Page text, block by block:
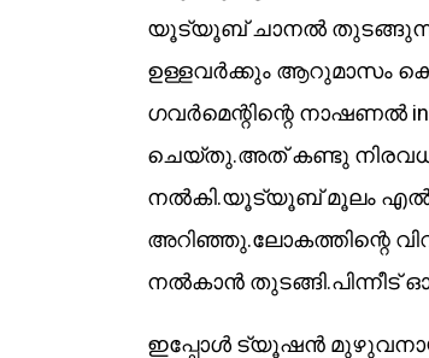
യൂട്യൂബ് ചാനൽ
ഉള്ളവർക്കും ആറുമാസം
ഗവർമെന്റിന്റെ നാഷണൽ
ചെയ്തു.അത് കണ്ടു
നൽകി.യൂട്യൂബ് മൂലം
അറിഞ്ഞു.ലോകത്തിന്റെ
നൽകാൻ
ഇപ്പോൾ ട്യൂഷൻ